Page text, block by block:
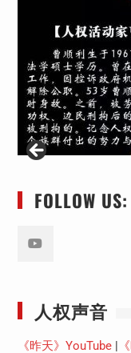
FOLLOW US:
人权声音
《昨天》YouTube|